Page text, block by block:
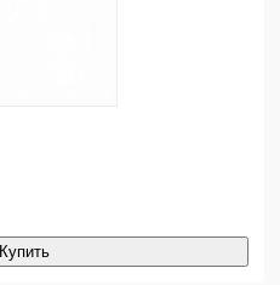
Купить